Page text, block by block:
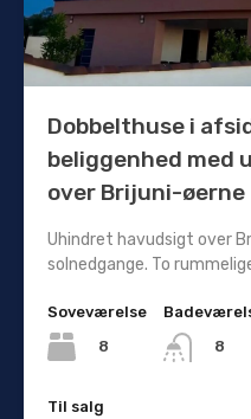
Dobbelthuse i
beliggenhed med
over Brijuni-øerne
Uhindret havudsigt over
solnedgange. To
Soveværelse
8
8
Til salg